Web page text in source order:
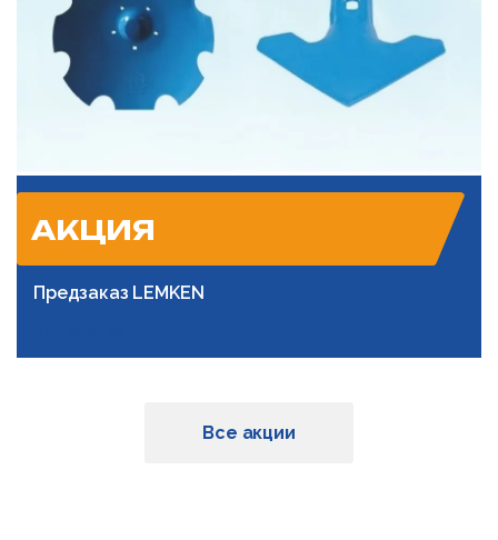
АКЦИЯ
Предзаказ LEMKEN
Все акции